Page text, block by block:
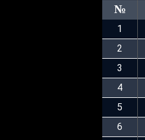
№
1
2
3
4
5
6